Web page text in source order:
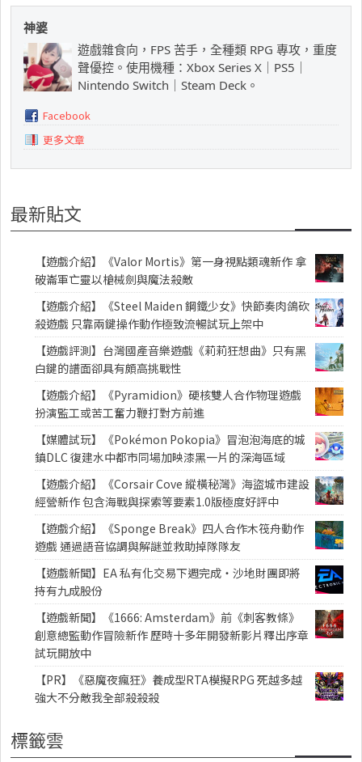
神婆
遊戲雜食向，FPS 苦手，全種類 RPG 專攻，重度
聲優控。使用機種：Xbox Series X｜PS5｜
Nintendo Switch｜Steam Deck。
Facebook
更多文章
最新貼文
【遊戲介紹】《Valor Mortis》第一身視點類魂新作 拿
破崙軍亡靈以槍械劍與魔法殺敵
【遊戲介紹】《Steel Maiden 鋼鐵少女》快節奏肉鴿砍
殺遊戲 只靠兩鍵操作動作極致流暢試玩上架中
【遊戲評測】台灣國產音樂遊戲《莉莉狂想曲》只有黑
白鍵的譜面卻具有頗高挑戰性
【遊戲介紹】《Pyramidion》硬核雙人合作物理遊戲
扮演監工或苦工奮力鞭打對方前進
【媒體試玩】《Pokémon Pokopia》冒泡泡海底的城
鎮DLC 復建水中都市同場加映漆黑一片的深海區域
【遊戲介紹】《Corsair Cove 縱橫秘灣》海盜城市建設
經營新作 包含海戰與探索等要素1.0版極度好評中
【遊戲介紹】《Sponge Break》四人合作木筏舟動作
遊戲 通過語音協調與解謎並救助掉隊隊友
【遊戲新聞】EA 私有化交易下週完成・沙地財團即將
持有九成股份
【遊戲新聞】《1666: Amsterdam》前《刺客教條》
創意總監動作冒險新作 歷時十多年開發新影片釋出序章
試玩開放中
【PR】《惡魔夜瘋狂》養成型RTA模擬RPG 死越多越
強大不分敵我全部殺殺殺
標籤雲